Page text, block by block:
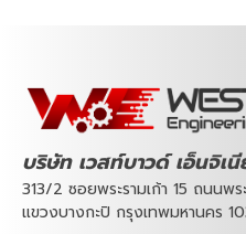
บริษัท เวสท์บาวด์ เอ็นจิเ
313/2 ซอยพระรามเก้า 15 ถนนพร
แขวงบางกะปิ กรุงเทพมหานคร